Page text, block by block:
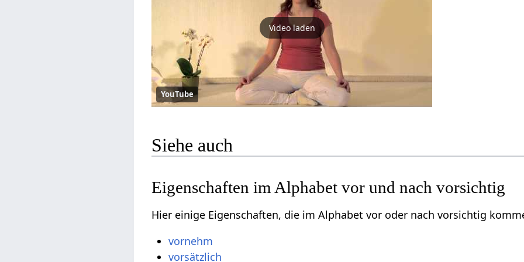
Video laden
YouTube
Siehe auch
Eigenschaften im Alphabet vor und nach vorsichtig
Hier einige Eigenschaften, die im Alphabet vor oder nach vorsichtig
vornehm
vorsätzlich